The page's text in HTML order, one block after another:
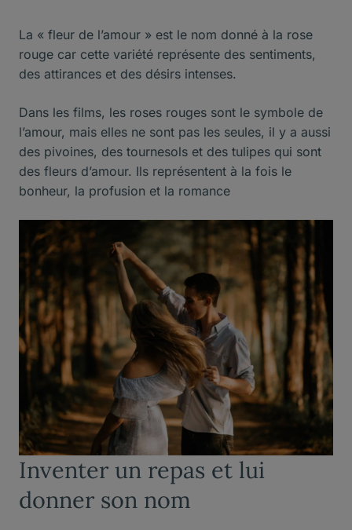
La « fleur de l’amour » est le nom donné à la rose
rouge car cette variété représente des sentiments,
des attirances et des désirs intenses.
Dans les films, les roses rouges sont le symbole de
l’amour, mais elles ne sont pas les seules, il y a aussi
des pivoines, des tournesols et des tulipes qui sont
des fleurs d’amour. Ils représentent à la fois le
bonheur, la profusion et la romance
Inventer un repas et lui
donner son nom